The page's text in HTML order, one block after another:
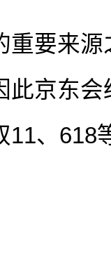
重要来
此京东
11、618